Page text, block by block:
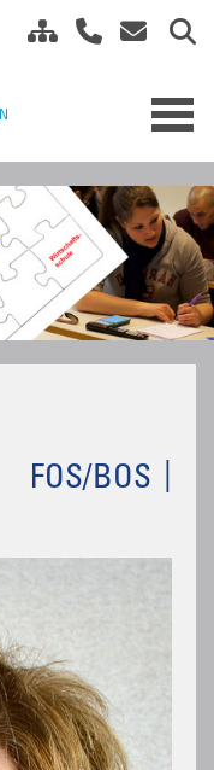
FOS/BOS